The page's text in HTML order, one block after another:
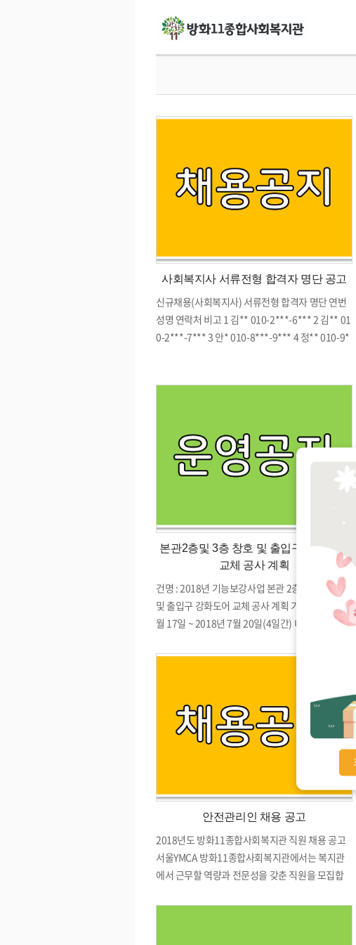
사회복지사 서류전형 합격자 명단 공고
신규채용(사회복지사) 서류전형 합격자 명단 연번
성명 연락처 비고 1 김** 010-2***-6*** 2 김** 01
0-2***-7*** 3 안* 010-8***-9*** 4 정** 010-9*
복지관 사회복지직 직원채용에 응시하여 주신 모든
본관2층및 3층 창호 및 출입구 강화도어
교체 공사 계획
건명 : 2018년 기능보강사업 본관 2층 및 3층 창호
및 출입구 강화도어 교체 공사 계획 기간 : 2018년 7
월 17일 ~ 2018년 7월 20일(4일간) 내용 : 2018년
소요예산 : \9,394,000(금구백삼십구만사천원)
안전관리인 채용 공고
2018년도 방화11종합사회복지관 직원 채용 공고
서울YMCA 방화11종합사회복지관에서는 복지관
에서 근무할 역량과 전문성을 갖춘 직원을 모집합
모집개요 가. 모집분야 기관명 모 집 분 야 인 원 수